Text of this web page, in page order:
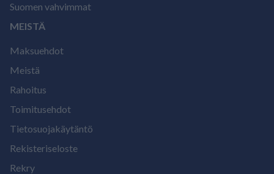
Suomen vahvimmat
MEISTÄ
Maksuehdot
Meistä
Rahoitus
Toimitusehdot
Tietosuojakäytäntö
Rekisteriseloste
Rekry